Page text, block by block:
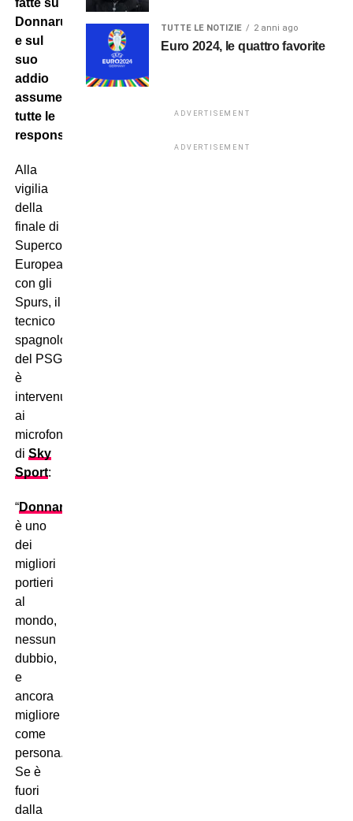
fatte su
Donnarumma
e sul
suo
addio
assumendosi
tutte le
responsabilità.
Alla
vigilia
della
finale di
Supercoppa
Europea
con gli
Spurs, il
tecnico
spagnolo
del PSG
è
intervenuto
ai
microfoni
di Sky
Sport:
“Donnarumma
è uno
dei
migliori
portieri
al
mondo,
nessun
dubbio,
e
ancora
migliore
come
persona.
Se è
fuori
dalla
TUTTE LE NOTIZIE 2 anni ago
Euro 2024, le quattro favorite
ADVERTISEMENT
ADVERTISEMENT